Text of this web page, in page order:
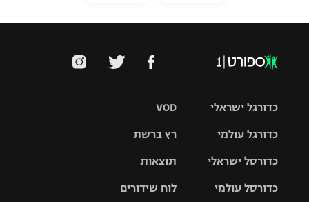
VOD
רץ ברשת
תוצאות
לוח שידורים
כדורגל ישראלי
כדורגל עולמי
האלופות
כדורסל ישראלי
כדורסל עולמי